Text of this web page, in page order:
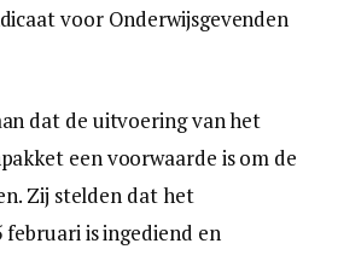
voor Onderwijsgevenden
dat de uitvoering van het
een voorwaarde is om de
Zij stelden dat het
is ingediend en